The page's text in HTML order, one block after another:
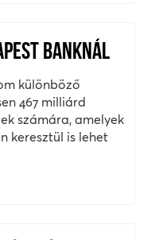
BANKNÁL
különböző
467 milliárd
számára, amelyek
keresztül is lehet